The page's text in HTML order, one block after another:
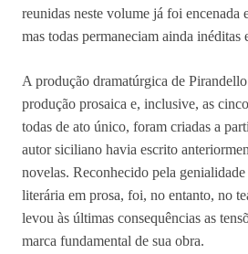
reunidas neste volume já foi encenada
mas todas permaneciam ainda inéditas
A produção dramatúrgica de
produção prosaica e, inclusive, as
todas de ato único, foram criadas a
autor siciliano havia escrito
novelas. Reconhecido pela
literária em prosa, foi, no entanto, no
levou às últimas consequências as
marca fundamental de sua obra.